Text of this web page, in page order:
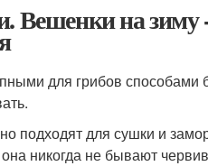
Вешенки на
для грибов способами
подходят для сушки и
никогда не бывают